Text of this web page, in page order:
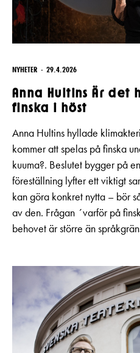
NYHETER 29.4.2026
Anna Hultins Är det
finska i höst
Anna Hultins hyllade
kommer att spelas på finska
kuuma?. Beslutet bygger på
föreställning lyfter ett viktigt
kan göra konkret nytta – bör
av den. Frågan ´varför på
behovet är större än